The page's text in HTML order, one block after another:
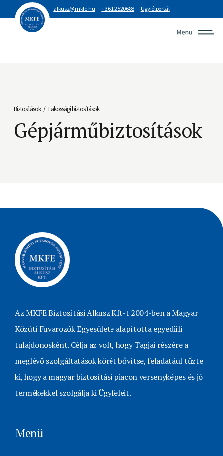
alkusz@mkfe.hu +36 1 2520688 Ügyfélportál
Biztosítások / Lakossági biztosítások
Gépjárműbiztosítások
Az MKFE Biztosítási Alkusz Kft-t 2004-ben a Magyar
Közúti Fuvarozók Egyesülete alapította egyedüli
tulajdonosként. Célja az volt, hogy Tagjai részére a
meglévő szolgáltatások körét bővítse, feladatául tűzte
ki, hogy a magyar biztosítási piacon versenyképes és jó
termékekkel szolgálja ki Ügyfeleit.
Menü